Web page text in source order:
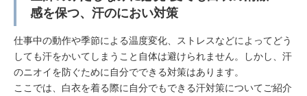
感を保つ、汗のにおい対策
仕事中の動作や季節による温度変化、ストレスなどによってどう
しても汗をかいてしまうこと自体は避けられません。しかし、汗
のニオイを防ぐために自分でできる対策はあります。
ここでは、白衣を着る際に自分でもできる汗対策についてご紹介